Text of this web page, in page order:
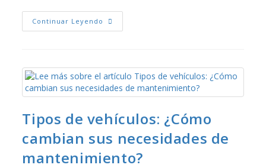
Continuar Leyendo
Tipos de vehículos: ¿Cómo
cambian sus necesidades de
mantenimiento?